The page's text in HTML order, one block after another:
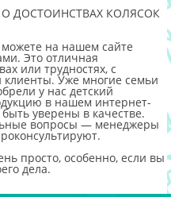
ДОСТОИНСТВАХ КОЛЯСОК
на нашем сайте
Это отличная
или трудностях, с
Уже многие семьи
у нас детский
в нашем интернет-
уверены в качестве.
вопросы — менеджеры
просто, особенно, если вы
дела.